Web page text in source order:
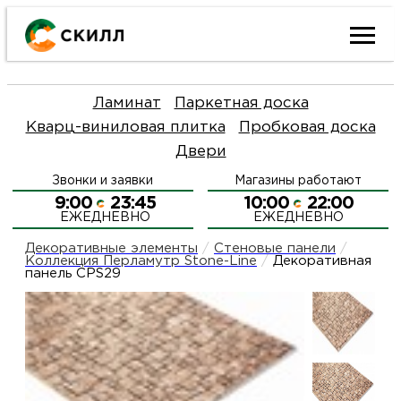
Как
Ламинат
Паркетная доска
Кварц-виниловая плитка
Пробковая доска
Двери
Звонки и заявки
9:00 23:45
ЕЖЕДНЕВНО
Магазины работают
10:00 22:00
ЕЖЕДНЕВНО
Декоративные элементы / Стеновые панели /
Коллекция Перламутр Stone-Line / Декоративная
панель CPS29